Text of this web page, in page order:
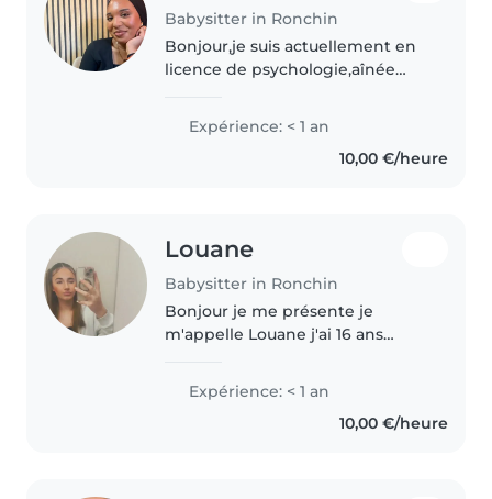
Babysitter in Ronchin
Bonjour,je suis actuellement en
licence de psychologie,aînée
ayant une grande sais m'adapter
à tout enfant et à leur
Expérience: < 1 an
10,00 €/heure
Louane
Babysitter in Ronchin
Bonjour je me présente je
m'appelle Louane j'ai 16 ans
babysitting le week end car je
suis beaucoup intéressé part les
enfant je sais les changer,..
Expérience: < 1 an
10,00 €/heure